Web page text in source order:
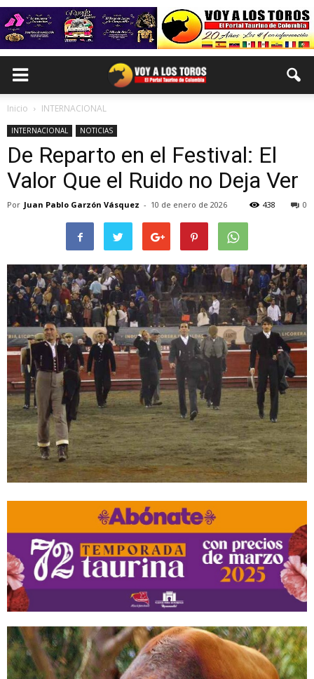
Inicio INTERNACIONAL
INTERNACIONAL NOTICIAS
De Reparto en el Festival: El
Valor Que el Ruido no Deja Ver
Por Juan Pablo Garzón Vásquez - 10 de enero de 2026 0
438